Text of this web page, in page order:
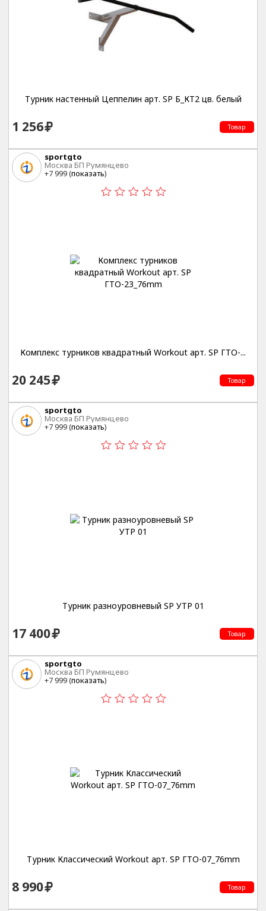
Турник настенный Цеппелин арт. SP Б_КТ2 цв. белый
1 256 Товар
sportgto
Москва БП Румянцево
+7 999 (показать)
Комплекс турников квадратный Workout арт. SP ГТО-...
20 245 Товар
sportgto
Москва БП Румянцево
+7 999 (показать)
Турник разноуровневый SP УТР 01
17 400 Товар
sportgto
Москва БП Румянцево
+7 999 (показать)
Турник Классический Workout арт. SP ГТО-07_76mm
8 990 Товар